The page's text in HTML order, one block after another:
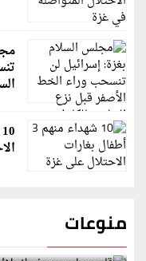
منوعات
قاسم ملحو يعتذر